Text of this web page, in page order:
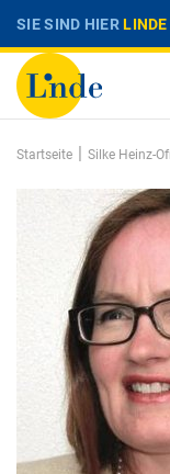
SIE SIND HIER
Startseite | Silke Heinz-